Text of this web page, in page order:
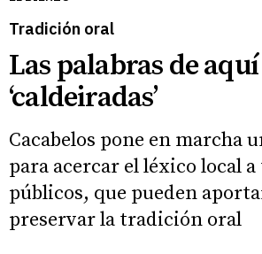
Tradición oral
Las palabras de
‘caldeiradas’
Cacabelos pone en marcha
para acercar el léxico local a
públicos, que pueden
preservar la tradición oral